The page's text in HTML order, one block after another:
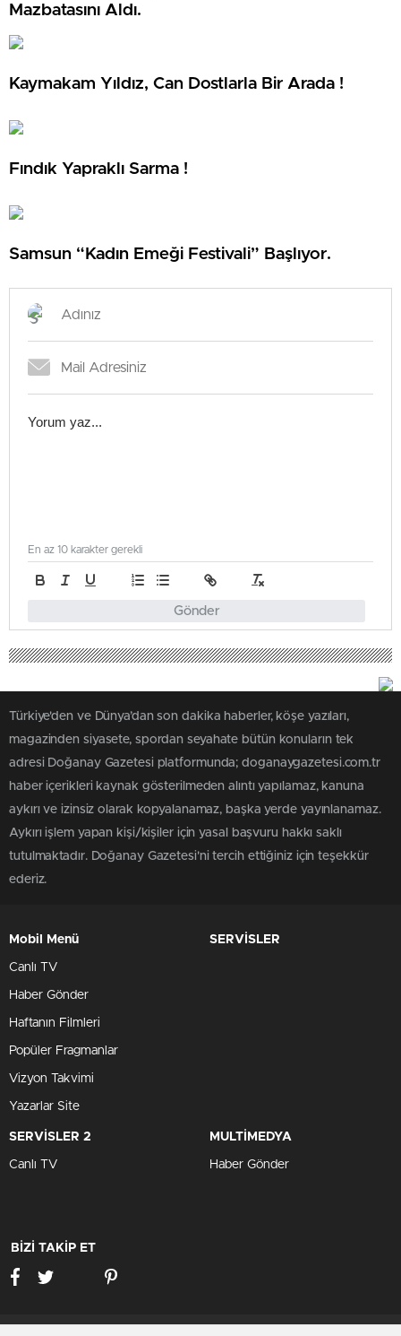
Mazbatasını Aldı.
Kaymakam Yıldız, Can Dostlarla Bir Arada !
Fındık Yapraklı Sarma !
Samsun “Kadın Emeği Festivali” Başlıyor.
Gönder
En az 10 karakter gerekli
Türkiye'den ve Dünya’dan son dakika haberler, köşe yazıları,
magazinden siyasete, spordan seyahate bütün konuların tek
adresi Doğanay Gazetesi platformunda; doganaygazetesi.com.tr
haber içerikleri kaynak gösterilmeden alıntı yapılamaz, kanuna
aykırı ve izinsiz olarak kopyalanamaz, başka yerde yayınlanamaz.
Aykırı işlem yapan kişi/kişiler için yasal başvuru hakkı saklı
tutulmaktadır. Doğanay Gazetesi'ni tercih ettiğiniz için teşekkür
ederiz.
Mobil Menü
Canlı TV
Haber Gönder
Haftanın Filmleri
Popüler Fragmanlar
Vizyon Takvimi
Yazarlar Site
SERVİSLER
SERVİSLER 2
Canlı TV
MULTİMEDYA
Haber Gönder
BİZİ TAKİP ET